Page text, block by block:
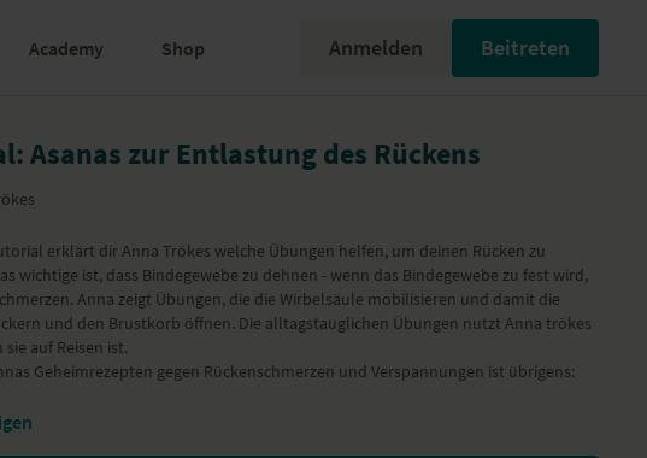
Academy Shop Anmelden Beitreten
Asanas zur Entlastung des Rückens
erklärt dir Anna Trökes welche Übungen helfen, um deinen Rücken zu
wichtige ist, dass Bindegewebe zu dehnen - wenn das Bindegewebe zu fest wird,
Anna zeigt Übungen, die die Wirbelsäule mobilisieren und damit die
und den Brustkorb öffnen. Die alltagstauglichen Übungen nutzt Anna trökes
auf Reisen ist.
Geheimrezepten gegen Rückenschmerzen und Verspannungen ist übrigens: